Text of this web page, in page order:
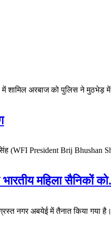
शामिल अरबाज को पुलिस ने मुठभेड़
(WFI President Brij Bhushan
महिला सैनिकों
नगर अबयेई में तैनात किया गया